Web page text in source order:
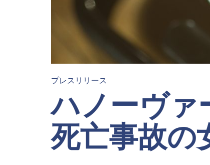
プレスリリース
ハノーヴァ
死亡事故の